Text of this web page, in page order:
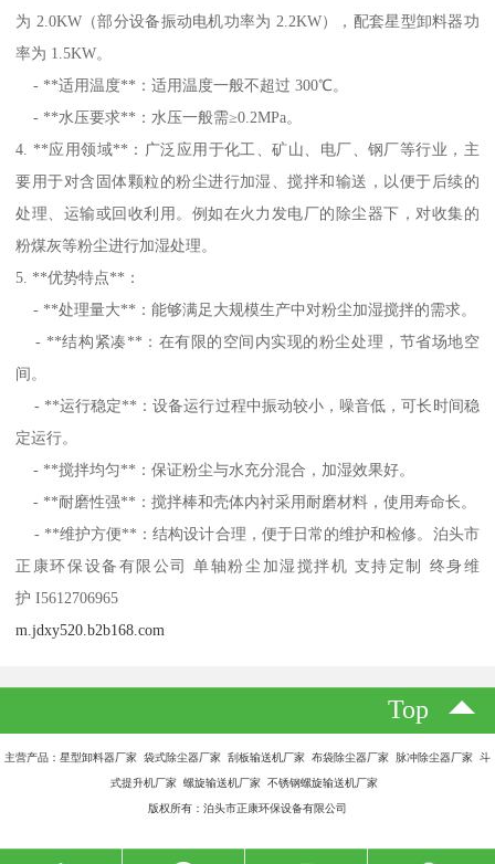
为 2.0KW（部分设备振动电机功率为 2.2KW），配套星型卸料器功
率为 1.5KW。
- **适用温度**：适用温度一般不超过 300℃。
- **水压要求**：水压一般需≥0.2MPa。
4. **应用领域**：广泛应用于化工、矿山、电厂、钢厂等行业，主
要用于对含固体颗粒的粉尘进行加湿、搅拌和输送，以便于后续的
处理、运输或回收利用。例如在火力发电厂的除尘器下，对收集的
粉煤灰等粉尘进行加湿处理。
5. **优势特点**：
- **处理量大**：能够满足大规模生产中对粉尘加湿搅拌的需求。
- **结构紧凑**：在有限的空间内实现的粉尘处理，节省场地空
间。
- **运行稳定**：设备运行过程中振动较小，噪音低，可长时间稳
定运行。
- **搅拌均匀**：保证粉尘与水充分混合，加湿效果好。
- **耐磨性强**：搅拌棒和壳体内衬采用耐磨材料，使用寿命长。
- **维护方便**：结构设计合理，便于日常的维护和检修。泊头市
正康环保设备有限公司 单轴粉尘加湿搅拌机 支持定制 终身维
护 I5612706965
m.jdxy520.b2b168.com
Top
主营产品：星型卸料器厂家 袋式除尘器厂家 刮板输送机厂家 布袋除尘器厂家 脉冲除尘器厂家 斗
式提升机厂家 螺旋输送机厂家 不锈钢螺旋输送机厂家
版权所有：泊头市正康环保设备有限公司